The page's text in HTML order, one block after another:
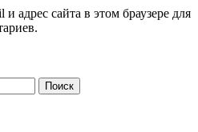
адрес сайта в этом браузере для